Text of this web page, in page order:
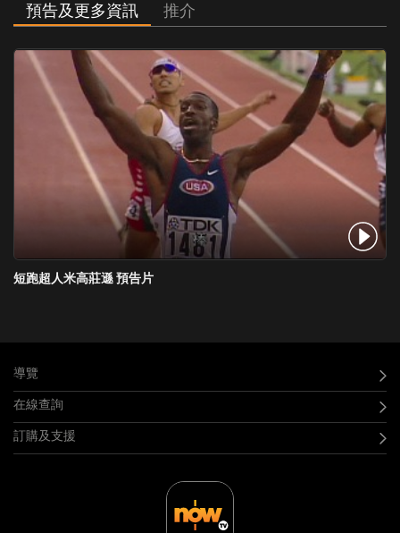
預告及更多資訊 推介
短跑超人米高莊遜 預告片
導覽
在線查詢
訂購及支援